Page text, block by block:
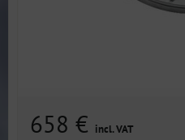
658 € incl. VAT